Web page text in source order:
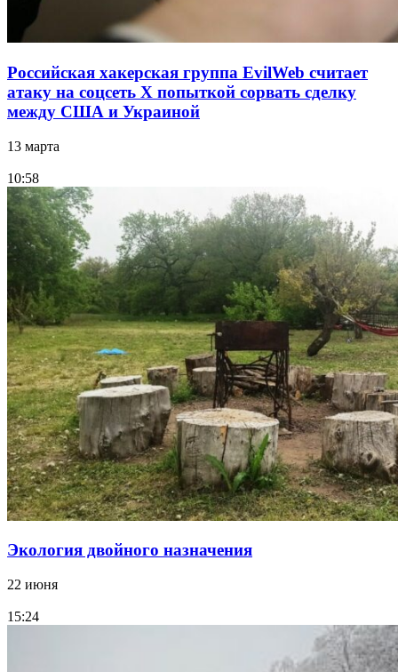
Российская хакерская группа EvilWeb считает
атаку на соцсеть Х попыткой сорвать сделку
между США и Украиной
13 марта
10:58
Экология двойного назначения
22 июня
15:24